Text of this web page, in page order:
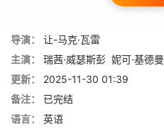
导演：
让-马克·瓦雷
主演：
瑞茜·威瑟斯彭 妮可·基德曼
更新：
2025-11-30 01:39
备注：
已完结
语言：
英语